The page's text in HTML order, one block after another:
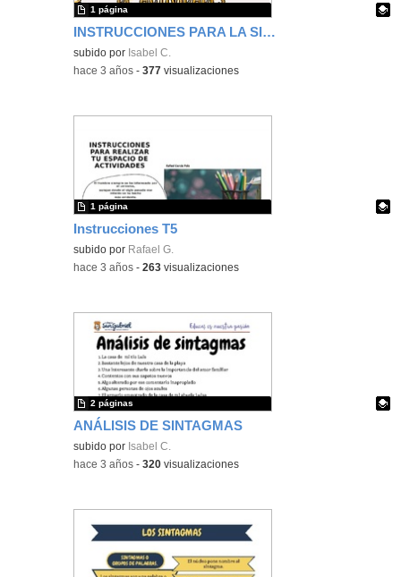
INSTRUCCIONES PARA LA SITUACIÓN DE APRENDIZAJE
Contenido educativo.
subido por Isabel C.
1 página
-hace 3 años -377 visualizaciones
Instrucciones T5
Contenido educativo.
subido por Rafael G.
1 página
-hace 3 años -263 visualizaciones
ANÁLISIS DE SINTAGMAS
Contenido educativo.
subido por Isabel C.
2 páginas
-hace 3 años -320 visualizaciones